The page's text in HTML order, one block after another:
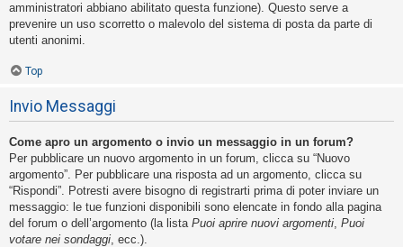
amministratori abbiano abilitato questa funzione). Questo serve a
prevenire un uso scorretto o malevolo del sistema di posta da parte di
utenti anonimi.
Top
Invio Messaggi
Come apro un argomento o invio un messaggio in un forum?
Per pubblicare un nuovo argomento in un forum, clicca su “Nuovo
argomento”. Per pubblicare una risposta ad un argomento, clicca su
“Rispondi”. Potresti avere bisogno di registrarti prima di poter inviare un
messaggio: le tue funzioni disponibili sono elencate in fondo alla pagina
del forum o dell’argomento (la lista Puoi aprire nuovi argomenti Puoi
votare nei sondaggi , ecc.).